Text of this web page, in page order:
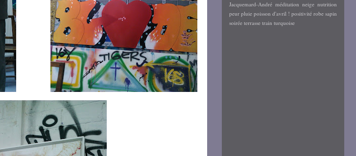
Jacquemard-André méditation neige nutrition
peur pluie poisson d'avril ! positivité robe sapin
soirée terrasse train turquoise